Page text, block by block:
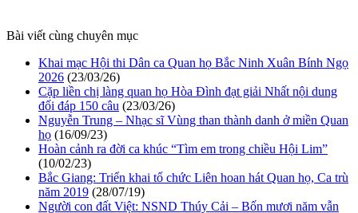
Bài viết cùng chuyên mục
Khai mạc Hội thi Dân ca Quan họ Bắc Ninh Xuân Bính Ngọ
2026 (23/03/26)
Cặp liền chị làng quan họ Hòa Đình đạt giải Nhất nội dung
đối đáp 150 câu (23/03/26)
Nguyễn Trung – Nhạc sĩ Vùng than thành danh ở miền Quan
họ (16/09/23)
Hoàn cảnh ra đời ca khúc “Tìm em trong chiều Hội Lim”
(10/02/23)
Bắc Giang: Triển khai tổ chức Liên hoan hát Quan họ, Ca trù
năm 2019 (28/07/19)
Người con đất Việt: NSND Thúy Cải – Bốn mươi năm vẫn